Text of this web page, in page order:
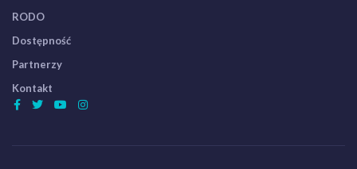
RODO
Dostępność
Partnerzy
Kontakt